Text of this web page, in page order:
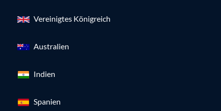
Vereinigtes Königreich
Australien
Indien
Spanien